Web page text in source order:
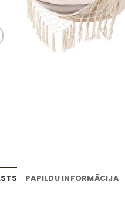
PAPILDU INFORMĀCIJA